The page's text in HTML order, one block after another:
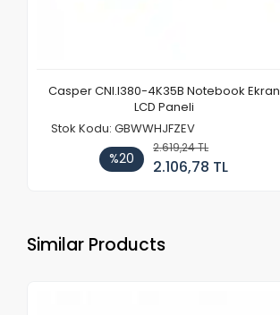
Casper CNI.I380-4K35B Notebook Ekran
LCD Paneli
Stok Kodu: GBWWHJFZEV
%20
2.619,24 TL
2.106,78 TL
Similar Products